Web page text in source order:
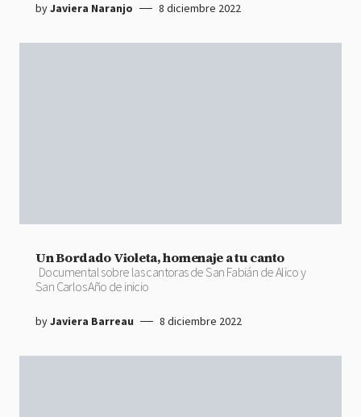
byJaviera Naranjo 8 diciembre 2022
Un Bordado Violeta, homenaje a tu canto
Documental sobre las cantoras de San Fabián de Alico y
San Carlos Año de inicio
byJaviera Barreau 8 diciembre 2022